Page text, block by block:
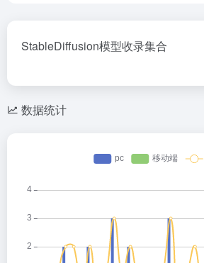
StableDiffusion模型收录集合
数据统计